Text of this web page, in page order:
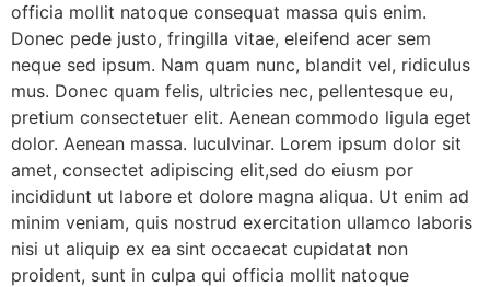
officia mollit natoque consequat massa quis enim.
Donec pede justo, fringilla vitae, eleifend acer sem
neque sed ipsum. Nam quam nunc, blandit vel, ridiculus
mus. Donec quam felis, ultricies nec, pellentesque eu,
pretium consectetuer elit. Aenean commodo ligula eget
dolor. Aenean massa. luculvinar. Lorem ipsum dolor sit
amet, consectet adipiscing elit,sed do eiusm por
incididunt ut labore et dolore magna aliqua. Ut enim ad
minim veniam, quis nostrud exercitation ullamco laboris
nisi ut aliquip ex ea sint occaecat cupidatat non
proident, sunt in culpa qui officia mollit natoque